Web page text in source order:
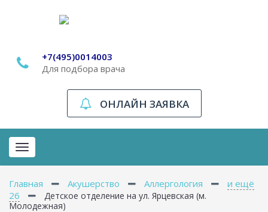
+7(495)0014003
Для подбора врача
ОНЛАЙН ЗАЯВКА
Toggle
navigation
Главная Акушерство Аллергология
и ещё
26
Детское отделение на ул. Ярцевская (м.
Молодежная)